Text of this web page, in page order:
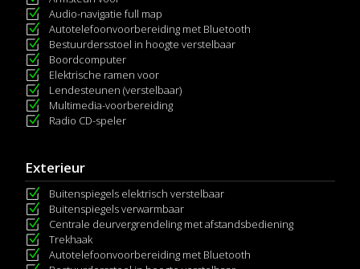
Audio-navigatie full map
Autotelefoonvoorbereiding met Bluetooth
Bestuurdersstoel in hoogte verstelbaar
Boordcomputer
Elektrische ramen voor
Lendesteunen (verstelbaar)
Multimedia-voorbereiding
Radio CD-speler
Exterieur
Buitenspiegels elektrisch verstelbaar
Buitenspiegels verwarmbaar
Centrale deurvergrendeling met afstandsbediening
Trekhaak
Autotelefoonvoorbereiding met Bluetooth